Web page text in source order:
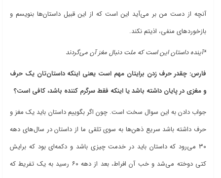
آنچه از دست من بر می‌آید این است که از این قبیل داستان‌ها بنویسم و
بازخوردهای منفی، اذیتم نکند.
*آینده داستان این است که ملت دنبال مغز آن می‌گردند
فارس: چقدر حرف زدن برایتان مهم است یعنی اینکه داستان‌تان یک حرف
و مغزی در پایان داشته باشد یا اینکه فقط سرگرم کننده باشد، کافی است؟
جواب دادن به این سوال سخت است. چون اگر بگوییم داستان باید یک مغز و
حرف داشته باشد سریع ذهن‌ها به سوی تلقی ما از داستان در سال‌های دهه
۳۰ می‌رود که داستان باید در خدمت چیزی باشد و دکمه‌ای بود که برایش
کتی دوخته می‌شد و خب آن افراط، بعد از دهه ۶۰ رسید به یک تفریط که